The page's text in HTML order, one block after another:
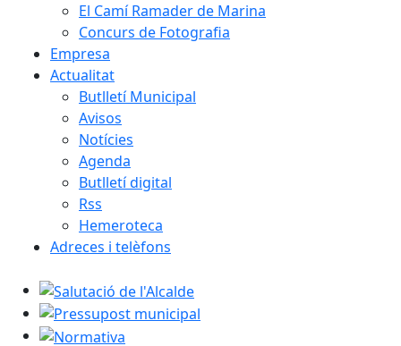
El Camí Ramader de Marina
Concurs de Fotografia
Empresa
Actualitat
Butlletí Municipal
Avisos
Notícies
Agenda
Butlletí digital
Rss
Hemeroteca
Adreces i telèfons
Salutació de l'Alcalde
Pressupost municipal
Normativa